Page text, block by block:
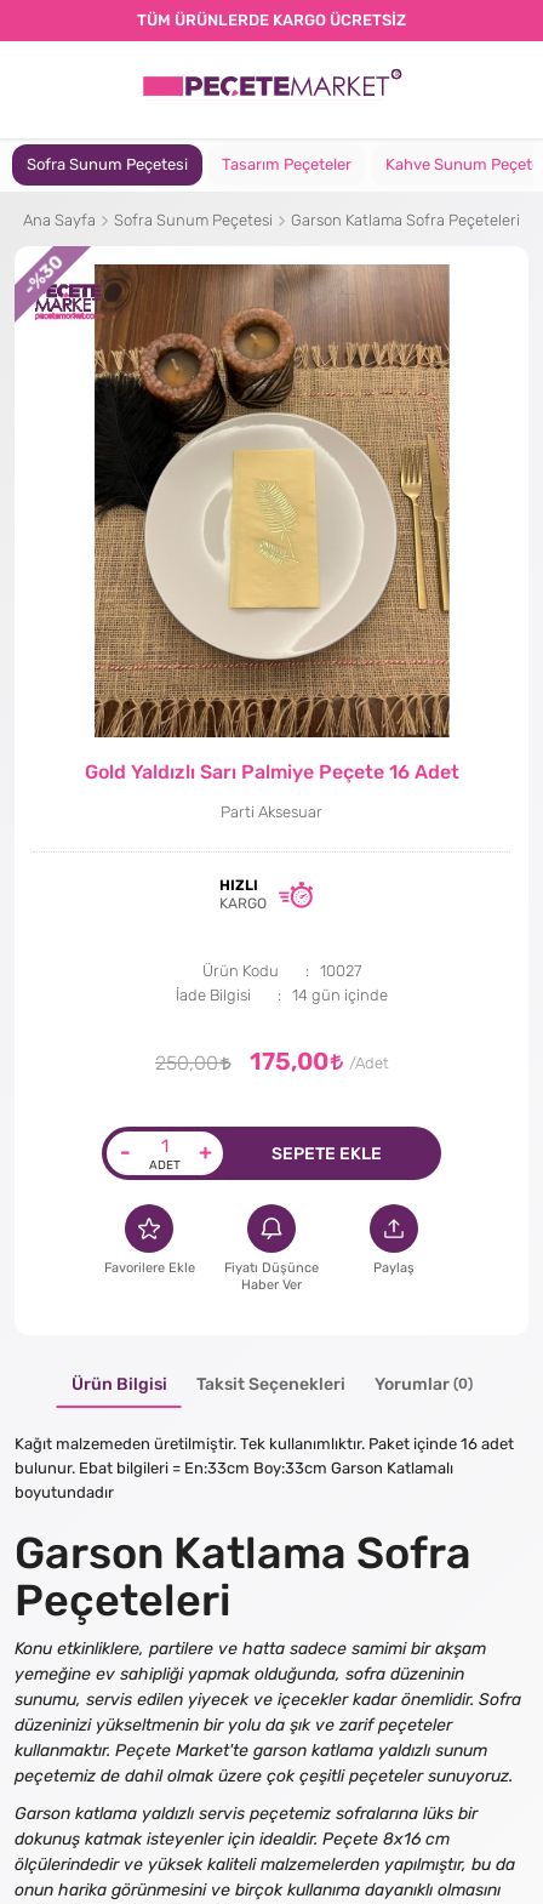
TÜM ÜRÜNLERDE KARGO ÜCRETSİZ
Sofra Sunum Peçetesi Tasarım Peçeteler Kahve Sunum
Ana Sayfa Sofra Sunum Peçetesi Garson Katlama Sofra Peçeteleri
Gold Yaldızlı Sarı Palmiye Peçete 16 Adet
Parti Aksesuar
HIZLI
KARGO
Ürün Kodu
10027
İade Bilgisi
250,00
-
%30
175,00
- + SEPETE EKLE
Favorilere Ekle
Fiyatı Düşünce
Haber Ver
Paylaş
Ürün Bilgisi Taksit Seçenekleri Yorumlar (0)
Kağıt malzemeden üretilmiştir. Tek kullanımlıktır. Paket içinde 16 adet
bulunur. Ebat bilgileri = En:33cm Boy:33cm Garson Katlamalı
boyutundadır
Garson Katlama Sofra
Peçeteleri
Konu etkinliklere, partilere ve hatta sadece samimi bir akşam
yemeğine ev sahipliği yapmak olduğunda, sofra düzeninin
sunumu, servis edilen yiyecek ve içecekler kadar önemlidir. Sofra
düzeninizi yükseltmenin bir yolu da şık ve zarif peçeteler
kullanmaktır. Peçete Market'te garson katlama yaldızlı sunum
peçetemiz de dahil olmak üzere çok çeşitli peçeteler sunuyoruz.
Garson katlama yaldızlı servis peçetemiz sofralarına lüks bir
dokunuş katmak isteyenler için idealdir. Peçete 8x16 cm
ölçülerindedir ve yüksek kaliteli malzemelerden yapılmıştır, bu da
onun harika görünmesini ve birçok kullanıma dayanıklı olmasını